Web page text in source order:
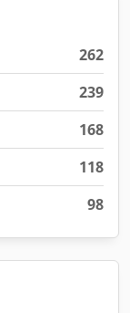
262
239
168
118
98